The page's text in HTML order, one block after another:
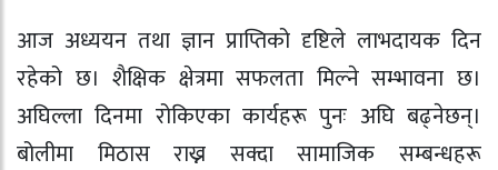
आज अध्ययन तथा ज्ञान प्राप्तिको दृष्टिले लाभदायक दिन
रहेको छ। शैक्षिक क्षेत्रमा सफलता मिल्ने सम्भावना छ।
अघिल्ला दिनमा रोकिएका कार्यहरू पुनः अघि बढ्नेछन्।
बोलीमा मिठास राख्न सक्दा सामाजिक सम्बन्धहरू